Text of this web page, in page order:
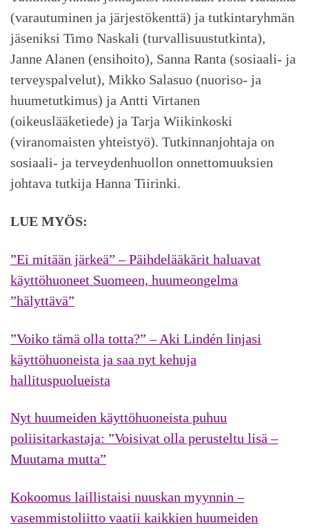
(varautuminen ja järjestökenttä) ja tutkintaryhmän
jäseniksi Timo Naskali (turvallisuustutkinta),
Janne Alanen (ensihoito), Sanna Ranta (sosiaali- ja
terveyspalvelut), Mikko Salasuo (nuoriso- ja
huumetutkimus) ja Antti Virtanen
(oikeuslääketiede) ja Tarja Wiikinkoski
(viranomaisten yhteistyö). Tutkinnanjohtaja on
sosiaali- ja terveydenhuollon onnettomuuksien
johtava tutkija Hanna Tiirinki.
LUE MYÖS:
”Ei mitään järkeä” – Päihdelääkärit haluavat
käyttöhuoneet Suomeen, huumeongelma
”hälyttävä”
”Voiko tämä olla totta?” – Aki Lindén linjasi
käyttöhuoneista ja saa nyt kehuja
hallituspuolueista
Nyt huumeiden käyttöhuoneista puhuu
poliisitarkastaja: ”Voisivat olla perusteltu lisä –
Muutama mutta”
Kokoomus laillistaisi nuuskan myynnin –
vasemmistoliitto vaatii kaikkien huumeiden